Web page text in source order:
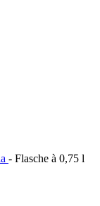
- Flasche à 0,75 l